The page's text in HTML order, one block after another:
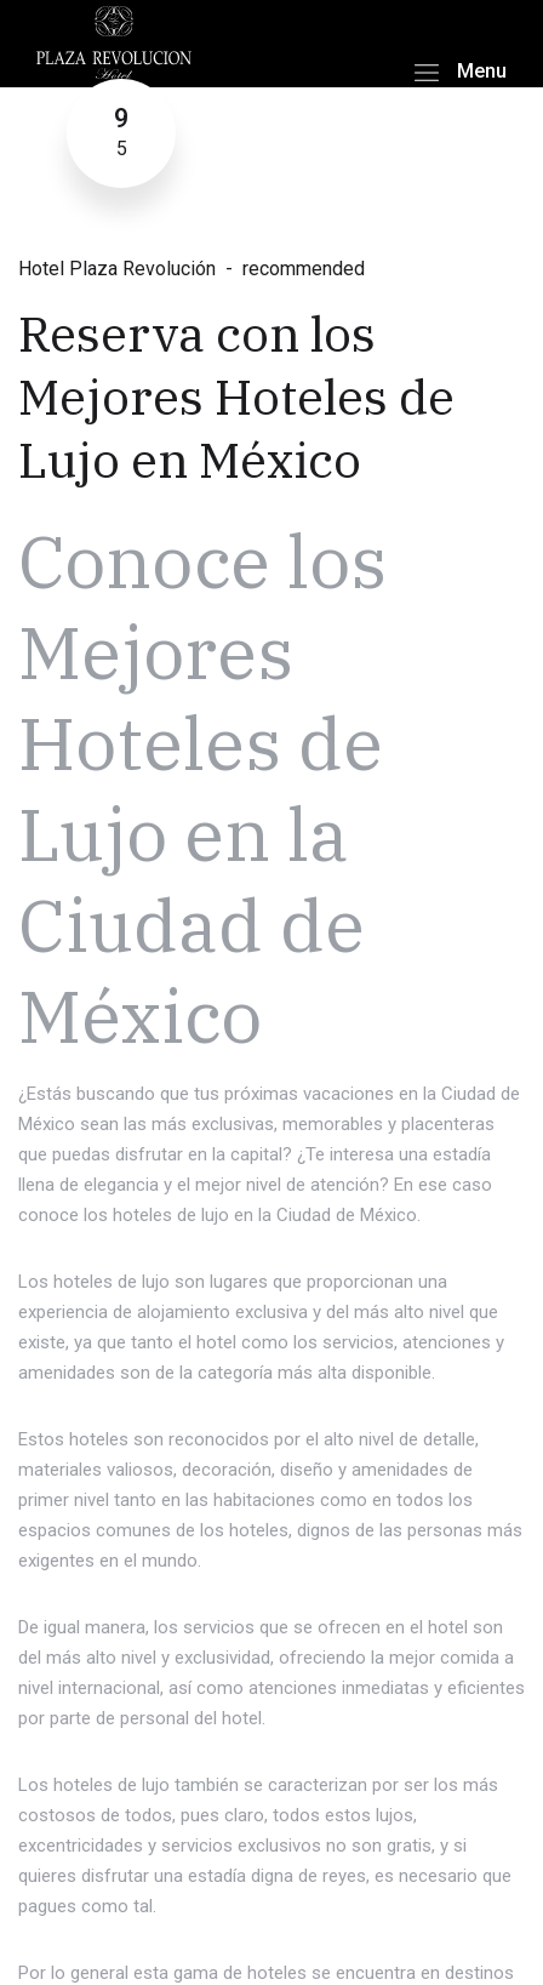
Menu
9
5
Hotel Plaza Revolución recommended
Reserva con los
Mejores Hoteles de
Lujo en México
Conoce los
Mejores
Hoteles de
Lujo en la
Ciudad de
México
¿Estás buscando que tus próximas vacaciones en la Ciudad de
México sean las más exclusivas, memorables y placenteras
que puedas disfrutar en la capital? ¿Te interesa una estadía
llena de elegancia y el mejor nivel de atención? En ese caso
conoce los hoteles de lujo en la Ciudad de México.
Los hoteles de lujo son lugares que proporcionan una
experiencia de alojamiento exclusiva y del más alto nivel que
existe, ya que tanto el hotel como los servicios, atenciones y
amenidades son de la categoría más alta disponible.
Estos hoteles son reconocidos por el alto nivel de detalle,
materiales valiosos, decoración, diseño y amenidades de
primer nivel tanto en las habitaciones como en todos los
espacios comunes de los hoteles, dignos de las personas más
exigentes en el mundo.
De igual manera, los servicios que se ofrecen en el hotel son
del más alto nivel y exclusividad, ofreciendo la mejor comida a
nivel internacional, así como atenciones inmediatas y eficientes
por parte de personal del hotel.
Los hoteles de lujo también se caracterizan por ser los más
costosos de todos, pues claro, todos estos lujos,
excentricidades y servicios exclusivos no son gratis, y si
quieres disfrutar una estadía digna de reyes, es necesario que
pagues como tal.
Por lo general esta gama de hoteles se encuentra en destinos